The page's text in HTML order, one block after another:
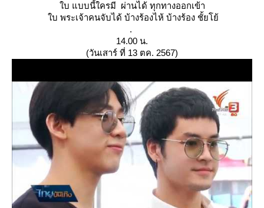
บ แบบนี้ใครมี ผ่านได้ ทุกทางออกเข้า
บ พระเจ้าคนจับได้ บ้างร้องไห้ บ้างร้อง ชั้ยโย้
.
14.00 น.
(วันเสาร์ ที่ 13 ตค. 2567)